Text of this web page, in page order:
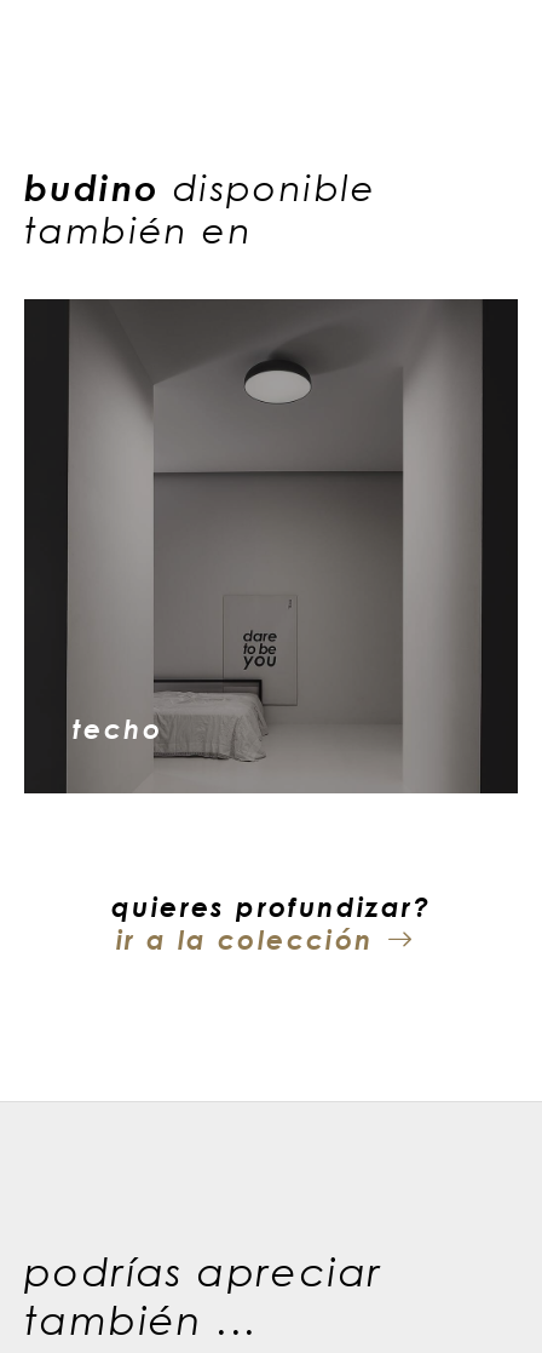
budino disponible
también en
techo
quieres profundizar?
ir a la colección
podrías apreciar
también ...